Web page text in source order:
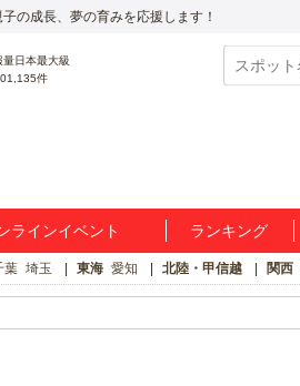
の成長、夢の育みを応援します！
件
ラインイベント ランキング
葉 埼玉 東海 愛知 北陸・甲信越 関西